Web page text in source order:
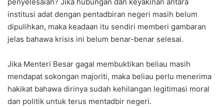
institusi adat dengan pentadbiran negeri masih belum
dipulihkan, maka keadaan itu sendiri memberi gambaran
jelas bahawa krisis ini belum benar-benar selesai.
Jika Menteri Besar gagal membuktikan beliau masih
mendapat sokongan majoriti, maka beliau perlu menerima
hakikat bahawa dirinya sudah kehilangan legitimasi moral
dan politik untuk terus mentadbir negeri.